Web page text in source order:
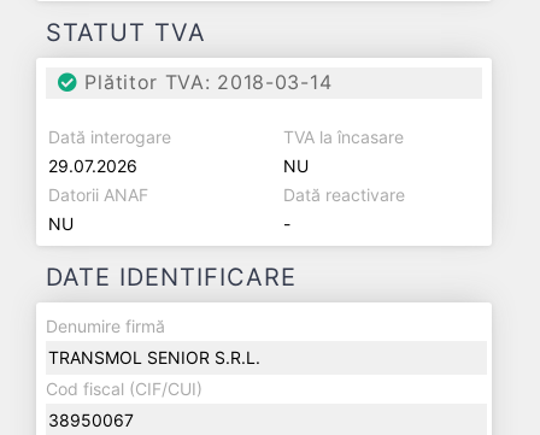
STATUT TVA
Plătitor TVA: 2018-03-14
Dată interogare
29.07.2026
TVA la încasare
NU
Datorii ANAF
NU
Dată reactivare
-
DATE IDENTIFICARE
Denumire firmă
TRANSMOL SENIOR S.R.L.
Cod fiscal (CIF/CUI)
38950067